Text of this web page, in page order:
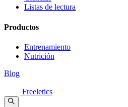
Listas de lectura
Productos
Entrenamiento
Nutrición
Blog
Freeletics